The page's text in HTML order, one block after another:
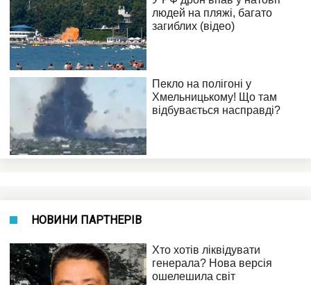
НОВИНИ ПАРТНЕРІВ